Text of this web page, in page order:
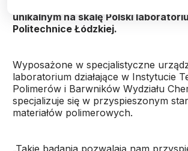
unikalnym na skalę Polski
Politechnice Łódzkiej.
Wyposażone w specjalistyczne
laboratorium działające w Instytucie
Polimerów i Barwników Wydziału
specjalizuje się w przyspieszonym
materiałów polimerowych.